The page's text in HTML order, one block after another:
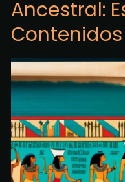
Ancestral:
Contenidos